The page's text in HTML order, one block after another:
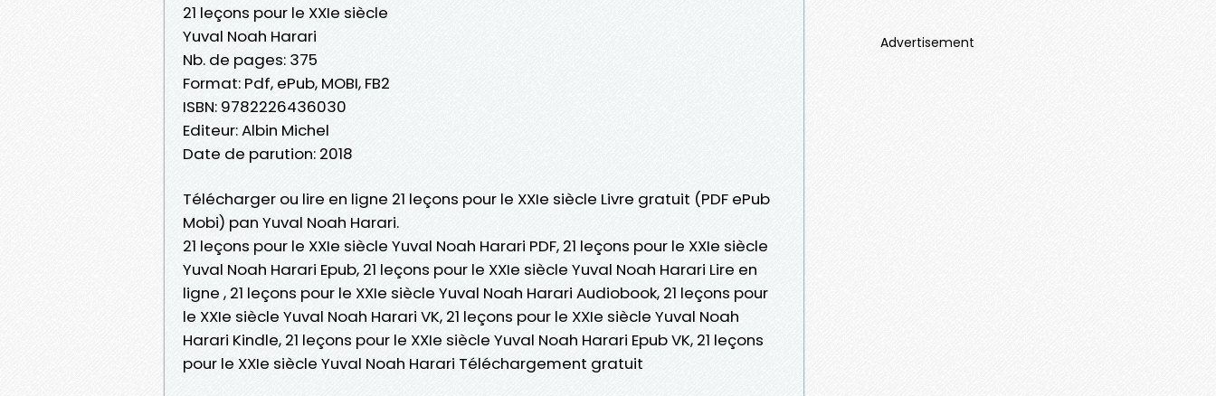
21 leçons pour le XXIe siècle
Yuval Noah Harari
Nb. de pages: 375
Format: Pdf, ePub, MOBI, FB2
ISBN: 9782226436030
Editeur: Albin Michel
Date de parution: 2018
Télécharger ou lire en ligne 21 leçons pour le XXIe siècle Livre gratuit (PDF ePub
Mobi) pan Yuval Noah Harari.
21 leçons pour le XXIe siècle Yuval Noah Harari PDF, 21 leçons pour le XXIe siècle
Yuval Noah Harari Epub, 21 leçons pour le XXIe siècle Yuval Noah Harari Lire en
ligne , 21 leçons pour le XXIe siècle Yuval Noah Harari Audiobook, 21 leçons pour
le XXIe siècle Yuval Noah Harari VK, 21 leçons pour le XXIe siècle Yuval Noah
Harari Kindle, 21 leçons pour le XXIe siècle Yuval Noah Harari Epub VK, 21 leçons
pour le XXIe siècle Yuval Noah Harari Téléchargement gratuit
Advertisement